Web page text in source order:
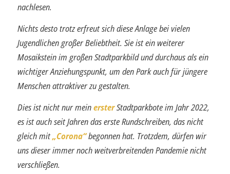
nachlesen.
Nichts desto trotz erfreut sich diese Anlage bei vielen
Jugendlichen großer Beliebt­heit. Sie ist ein weiterer
Mosaikstein im großen Stadtparkbild und durchaus als ein
wichtiger Anziehungspunkt, um den Park auch für jüngere
Menschen attraktiver zu gestalten.
Dies ist nicht nur meinersterStadtparkbote im Jahr 2022,
es ist auch seit Jahren das erste Rundschreiben, das nicht
gleich mit„Corona“begonnen hat. Trotzdem, dürfen wir
uns dieser immer noch weitverbreitenden Pandemie nicht
verschließen.